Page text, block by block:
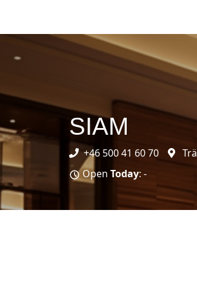
SIAM
+46 500 41 60 70
Open Today: -